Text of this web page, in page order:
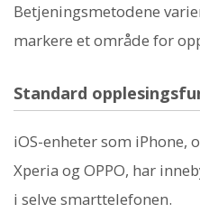
Betjeningsmetodene
markere et område for
Standard
iOS-enheter som iPhone,
Xperia og OPPO, har
i selve smarttelefonen.